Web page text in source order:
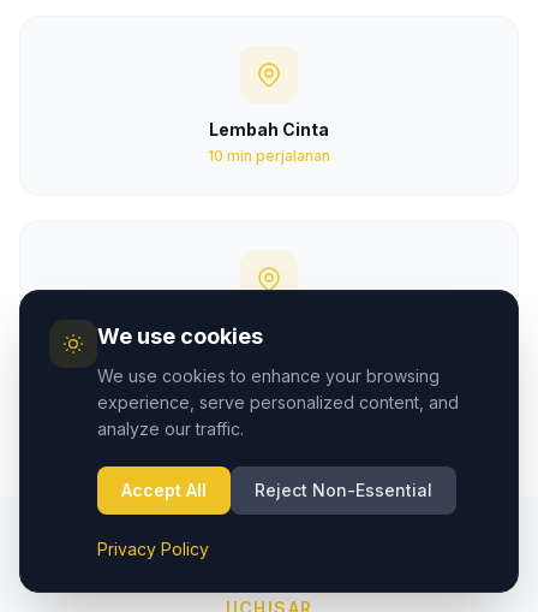
Lembah Cinta
10 min perjalanan
Kubu Ortahisar
UÇHISAR
We use cookies
We use cookies to enhance your browsing
experience, serve personalized content, and
analyze our traffic.
Accept All Reject Non-Essential
Privacy Policy